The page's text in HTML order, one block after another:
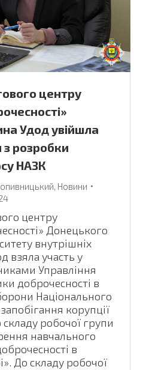
центру
Удод увійшла
з розробки
НАЗК
, Новини
центру
Донецького
внутрішніх
взяла участь у
Управління
доброчесності в
Національного
корупції
робочої групи
навчального
в
До складу робочої